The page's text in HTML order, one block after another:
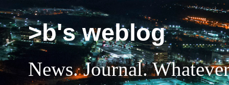
>b's weblog
News. Journal.